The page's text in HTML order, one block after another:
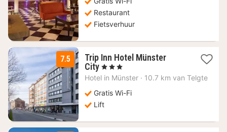
€
Restaurant
Fietsverhuur
7.5
Trip Inn Hotel Münster
City 1
nacht
76,05
€
, 3 Sterren
Hotel in Münster · 10.7 km van Telgte
Gratis Wi-Fi
Lift